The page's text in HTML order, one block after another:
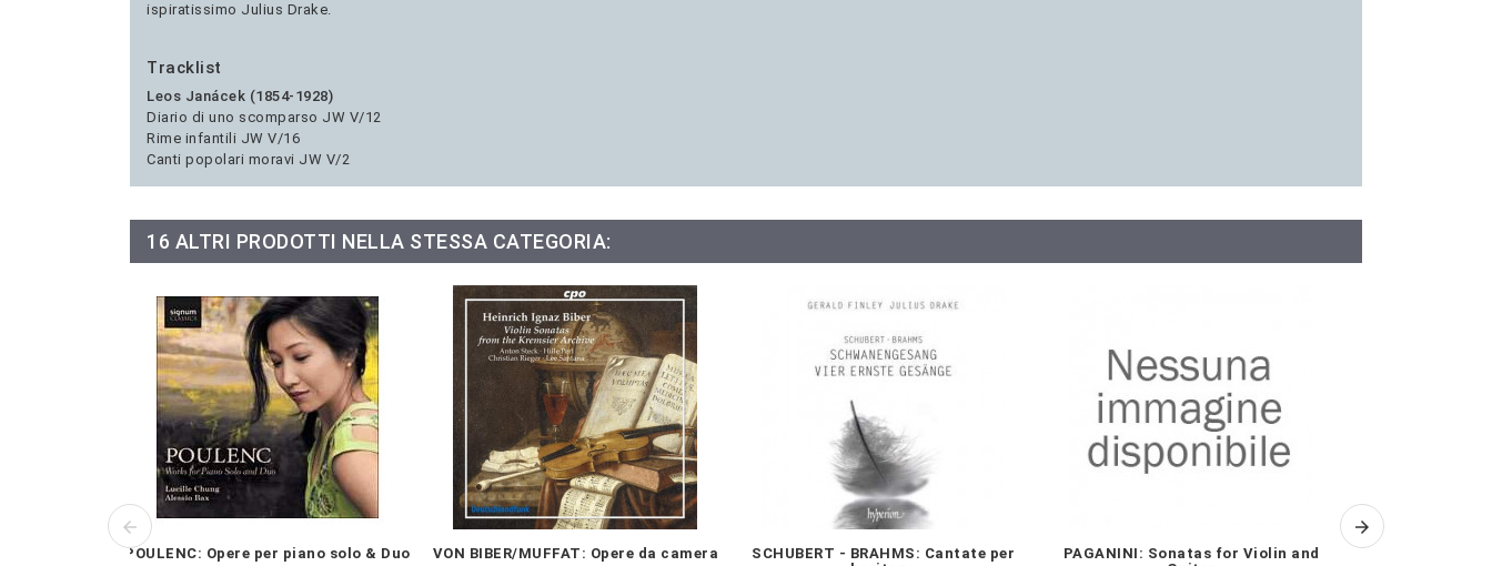
ispiratissimo Julius Drake.
Tracklist
Leos Janácek (1854-1928)
Diario di uno scomparso JW V/12
Rime infantili JW V/16
Canti popolari moravi JW V/2
16 ALTRI PRODOTTI NELLA STESSA CATEGORIA:
POULENC: Opere per piano solo & Duo
VON BIBER/MUFFAT: Opere da camera
SCHUBERT - BRAHMS: Cantate per
PAGANINI: Sonatas for Violin and